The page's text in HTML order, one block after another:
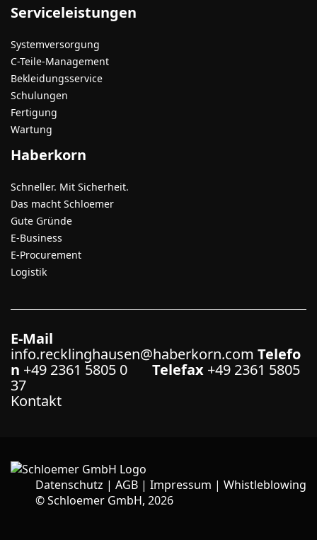
Serviceleistungen
Systemversorgung
C-Teile-Management
Bekleidungsservice
Schulungen
Fertigung
Wartung
Haberkorn
Schneller. Mit Sicherheit.
Das macht Schloemer
Gute Gründe
E-Business
E-Procurement
Logistik
E-Mail
info.recklinghausen@haberkorn.com Telefo
n +49 2361 5805 0 Telefax +49 2361 5805
37
Kontakt
Datenschutz | AGB | Impressum | Whistleblowing
©Schloemer GmbH, 2026